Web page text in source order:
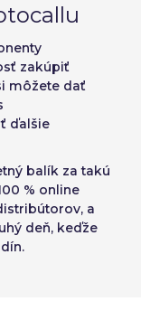
zakúpiť
môžete dať
ďalšie
balík za takú
% online
a
deň, keďže